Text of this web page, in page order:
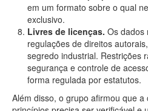
em um formato sobre o qual
exclusivo.
Livres de licenças. Os dados
regulações de direitos
segredo industrial. Restrições
segurança e controle de
forma regulada por estatutos.
Além disso, o grupo afirmou que